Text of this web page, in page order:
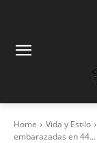
Home Vida y Estilo
embarazadas en 44...